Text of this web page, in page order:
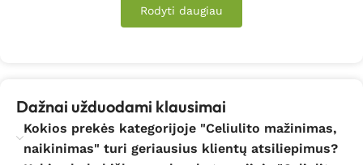
lyties atstovėms ir žinoma vyrams, kurie taip pat
susiduria su celiulito problema, „Biomed“ el.
– jonizuojantį ultragarsinį masažuoklį;
– celiulito masažuoklį;
Rodyti daugiau
Dažnai užduodami klausimai
Kokios prekės kategorijoje "Celiulito mažinimas,
naikinimas" turi geriausius klientų atsiliepimus?